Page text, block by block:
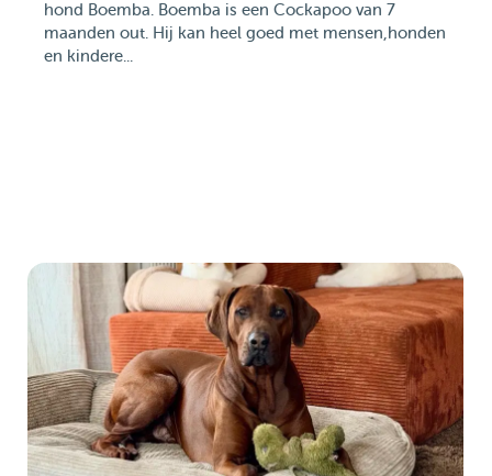
hond Boemba. Boemba is een Cockapoo van 7
maanden out. Hij kan heel goed met mensen,honden
en kindere...